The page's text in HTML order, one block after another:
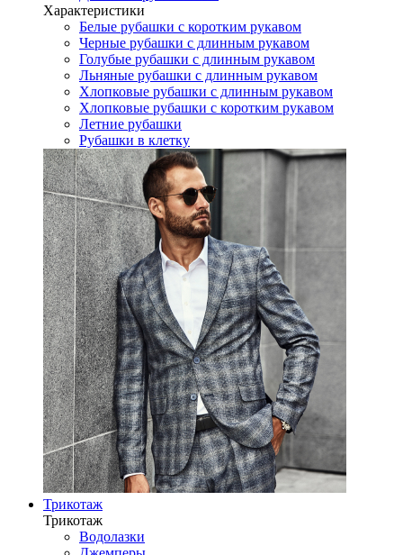
Характеристики
Белые рубашки с коротким рукавом
Черные рубашки с длинным рукавом
Голубые рубашки с длинным рукавом
Льняные рубашки с длинным рукавом
Хлопковые рубашки с длинным рукавом
Хлопковые рубашки с коротким рукавом
Летние рубашки
Рубашки в клетку
Трикотаж
Трикотаж
Водолазки